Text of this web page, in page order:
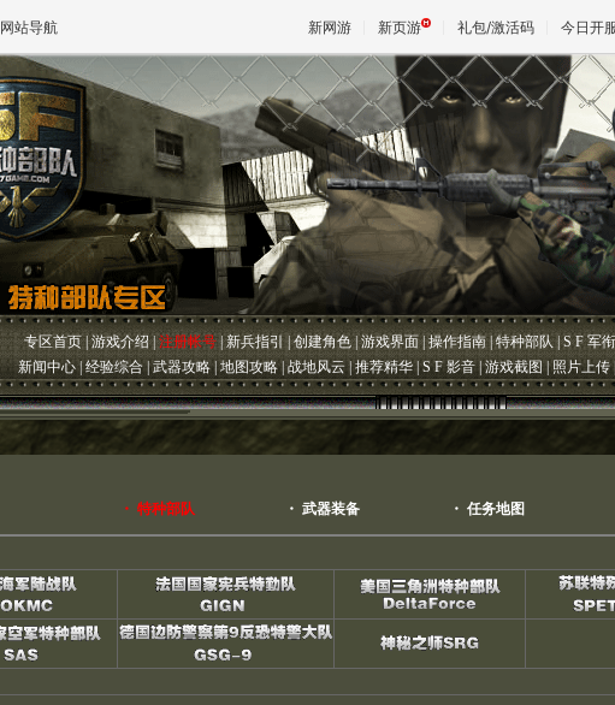
网站导航 新网游 新页游 礼包/激活码 今日开
专区首页 游戏介绍 | 注册帐号 新兵指引 创建角色 游戏界面 操作指南 特种部队 S F 军衔
新闻中心 | 经验综合 武器攻略 地图攻略 战地风云 推荐精华 S F 影音 |游戏截图 照片上传
・ 特种部队 ・ 武器装备 ・ 任务地图